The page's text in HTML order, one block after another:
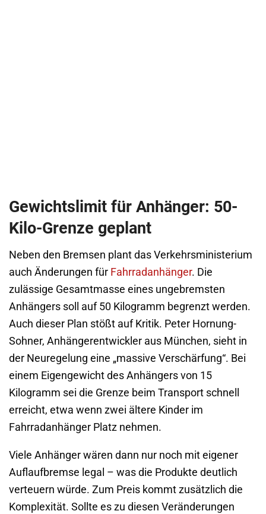
Gewichtslimit für Anhänger: 50-
Kilo-Grenze geplant
Neben den Bremsen plant das Verkehrsministerium
auch Änderungen für Fahrradanhänger. Die
zulässige Gesamtmasse eines ungebremsten
Anhängers soll auf 50 Kilogramm begrenzt werden.
Auch dieser Plan stößt auf Kritik. Peter Hornung-
Sohner, Anhängerentwickler aus München, sieht in
der Neuregelung eine „massive Verschärfung“. Bei
einem Eigengewicht des Anhängers von 15
Kilogramm sei die Grenze beim Transport schnell
erreicht, etwa wenn zwei ältere Kinder im
Fahrradanhänger Platz nehmen.
Viele Anhänger wären dann nur noch mit eigener
Auflaufbremse legal – was die Produkte deutlich
verteuern würde. Zum Preis kommt zusätzlich die
Komplexität. Sollte es zu diesen Veränderungen